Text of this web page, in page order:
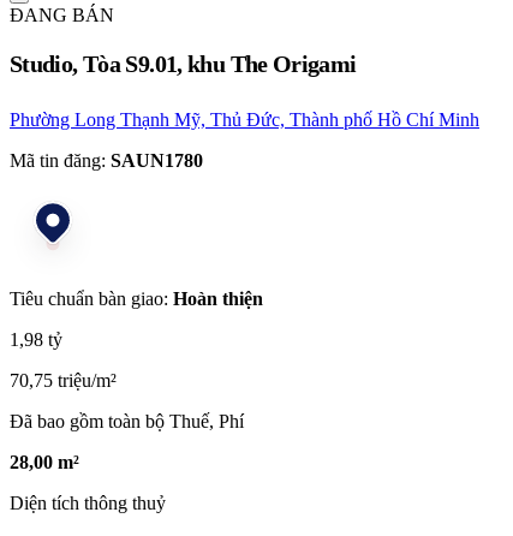
ĐANG BÁN
Studio, Tòa S9.01, khu The Origami
Phường Long Thạnh Mỹ, Thủ Đức, Thành phố Hồ Chí Minh
Mã tin đăng: SAUN1780
Tiêu chuẩn bàn giao: Hoàn thiện
1,98 tỷ
70,75 triệu/m²
Đã bao gồm toàn bộ Thuế, Phí
28,00 m²
Diện tích thông thuỷ